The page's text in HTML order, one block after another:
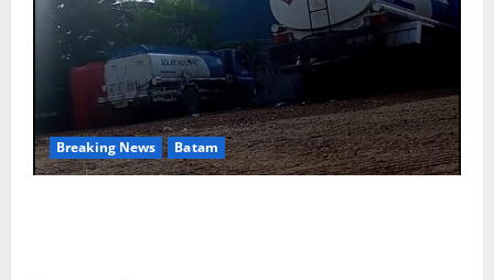
Breaking News Batam